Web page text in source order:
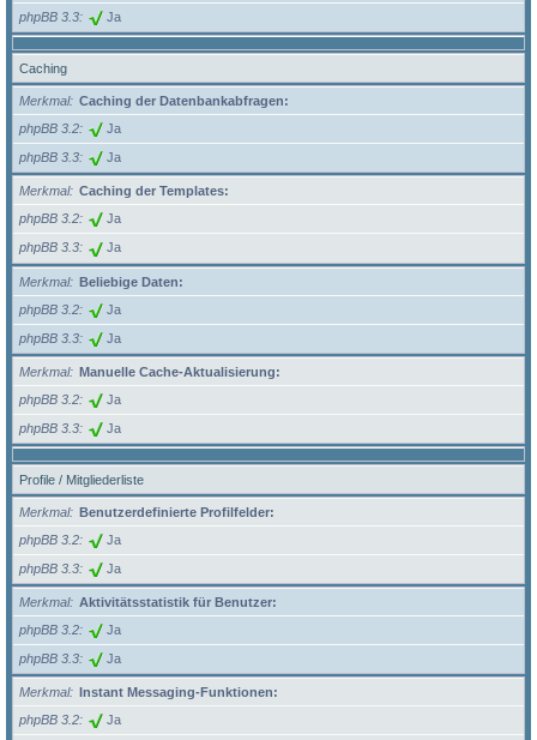
phpBB 3.3 Ja
Caching
Merkmal
Caching der Datenbankabfragen:
phpBB 3.2
Ja
phpBB 3.3 Ja
Merkmal
Caching der Templates:
phpBB 3.2
Ja
phpBB 3.3 Ja
Merkmal
Beliebige Daten:
phpBB 3.2
Ja
phpBB 3.3 Ja
Merkmal
Manuelle Cache-Aktualisierung:
phpBB 3.2
Ja
phpBB 3.3 Ja
Profile / Mitgliederliste
Merkmal
Benutzerdefinierte Profilfelder:
phpBB 3.2
Ja
phpBB 3.3 Ja
Merkmal
Aktivitätsstatistik für Benutzer:
phpBB 3.2
Ja
phpBB 3.3 Ja
Merkmal
Instant Messaging-Funktionen:
phpBB 3.2
Ja